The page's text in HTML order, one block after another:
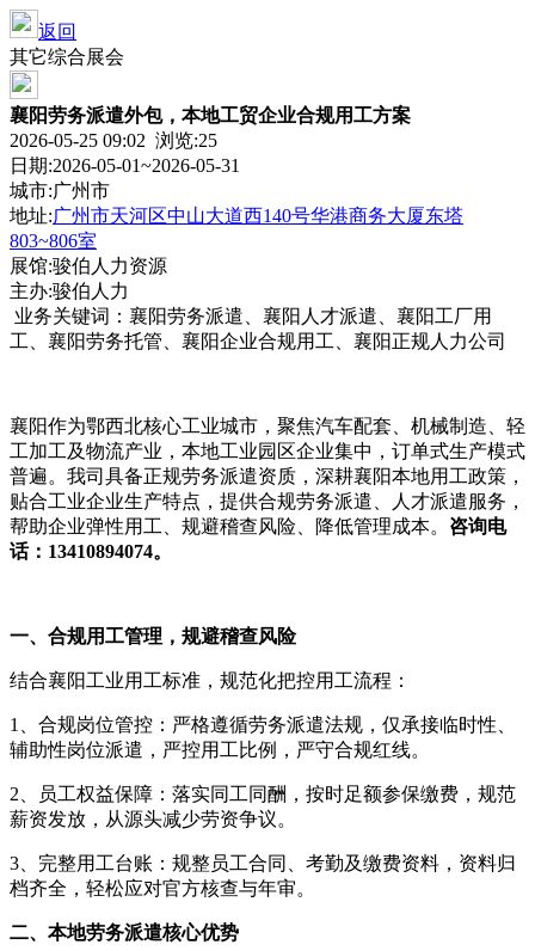
返回
其它综合展会
襄阳劳务派遣外包，本地工贸企业合规用工方案
2026-05-25 09:02 浏览:25
日期:2026-05-01~2026-05-31
城市:广州市
地址:广州市天河区中山大道西140号华港商务大厦东塔
803~806室
展馆:骏伯人力资源
主办:骏伯人力
业务关键词：襄阳劳务派遣、襄阳人才派遣、襄阳工厂用
工、襄阳劳务托管、襄阳企业合规用工、襄阳正规人力公司
襄阳作为鄂西北核心工业城市，聚焦汽车配套、机械制造、轻
工加工及物流产业，本地工业园区企业集中，订单式生产模式
普遍。我司具备正规劳务派遣资质，深耕襄阳本地用工政策，
贴合工业企业生产特点，提供合规劳务派遣、人才派遣服务，
帮助企业弹性用工、规避稽查风险、降低管理成本。 咨询电
话：13410894074。
一、合规用工管理，规避稽查风险
结合襄阳工业用工标准，规范化把控用工流程：
1、合规岗位管控：严格遵循劳务派遣法规，仅承接临时性、
辅助性岗位派遣，严控用工比例，严守合规红线。
2、员工权益保障：落实同工同酬，按时足额参保缴费，规范
薪资发放，从源头减少劳资争议。
3、完整用工台账：规整员工合同、考勤及缴费资料，资料归
档齐全，轻松应对官方核查与年审。
二、本地劳务派遣核心优势